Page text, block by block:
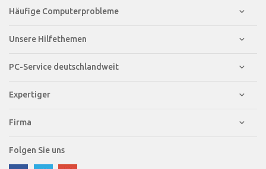
Häufige Computerprobleme
Unsere Hilfethemen
PC-Service deutschlandweit
Expertiger
Firma
Folgen Sie uns